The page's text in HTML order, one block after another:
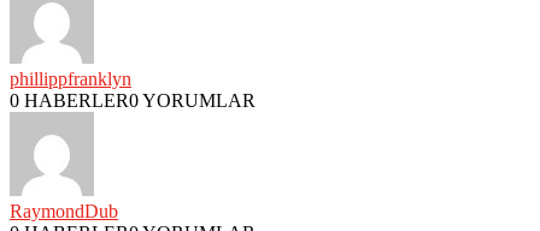
phillippfranklyn
0 HABERLER0 YORUMLAR
RaymondDub